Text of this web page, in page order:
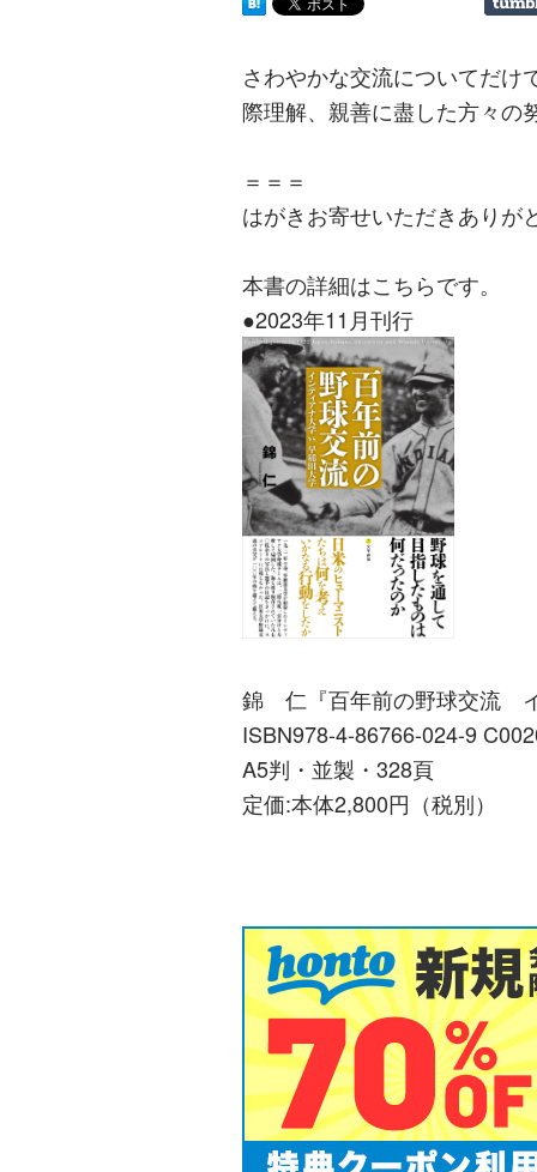
さわやかな交流についてだけ
際理解、親善に盡した方々の
＝＝＝
はがきお寄せいただきありが
本書の詳細はこちらです。
●2023年11月刊行
錦 仁『百年前の野球交流 イ
ISBN978-4-86766-024-9
A5判・並製・328頁
定価:本体2,800円（税別）